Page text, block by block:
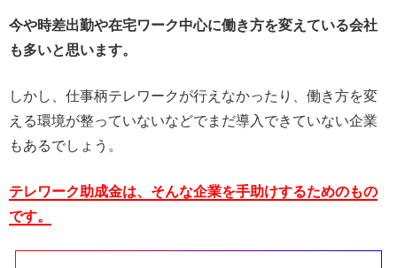
今や時差出勤や在宅ワーク中心に働き方を変えている会社
も多いと思います。
しかし、仕事柄テレワークが行えなかったり、働き方を変
える環境が整っていないなどでまだ導入できていない企業
もあるでしょう。
テレワーク助成金は、そんな企業を手助けするためのもの
です。